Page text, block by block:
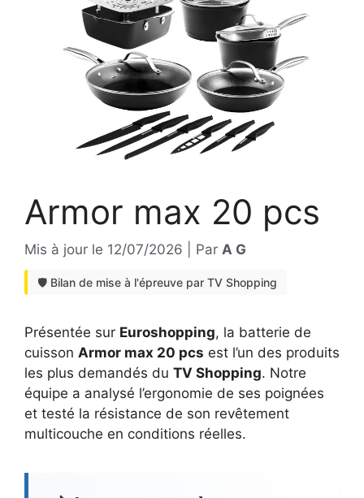
Armor max 20 pcs
Mis à jour le 12/07/2026 Par A G
🛡️ Bilan de mise à l'épreuve par TV Shopping
Présentée sur Euroshopping, la batterie de
cuisson Armor max 20 pcs est l’un des produits
les plus demandés du TV Shopping. Notre
équipe a analysé l’ergonomie de ses poignées
et testé la résistance de son revêtement
multicouche en conditions réelles.